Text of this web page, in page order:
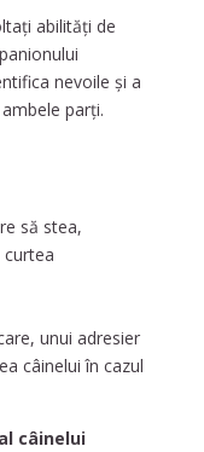
abilități de
nevoile și a
parți.
să stea,
unui adresier
câinelui în cazul
câinelui